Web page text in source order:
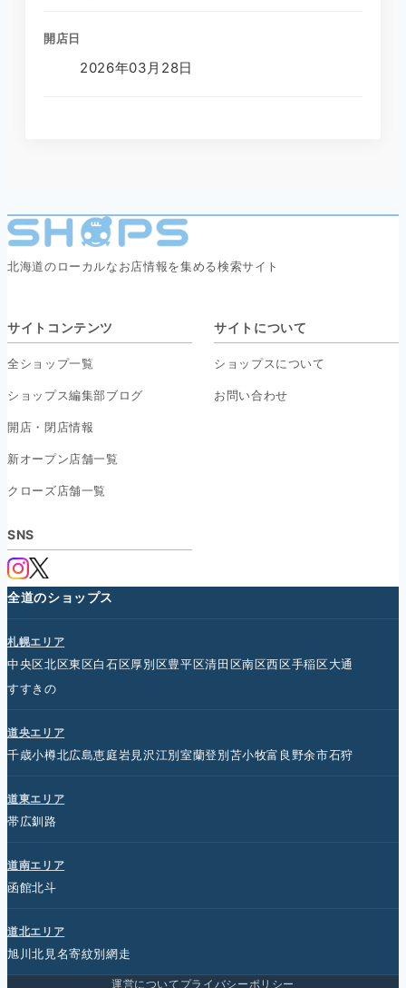
開店日
2026年03月28日
北海道のローカルなお店情報を集める検索サイト
サイトコンテンツ
全ショップ一覧
ショップス編集部ブログ
開店・閉店情報
新オープン店舗一覧
クローズ店舗一覧
サイトについて
ショップスについて
お問い合わせ
SNS
全道のショップス
札幌エリア
中央区北区東区白石区厚別区豊平区清田区南区西区手稲区大通
すすきの
道央エリア
千歳小樽北広島恵庭岩見沢江別室蘭登別苫小牧富良野余市石狩
道東エリア
帯広釧路
道南エリア
函館北斗
道北エリア
旭川北見 名寄紋別網走
運営について プライバシーポリシー